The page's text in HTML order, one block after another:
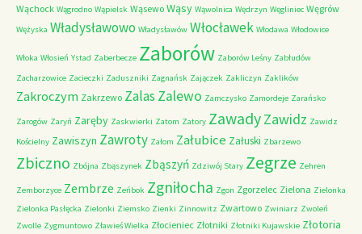
Wąchock Wągrodno Wąpielsk Wąsewo Wąsy Wąwolnica Wędrzyn Węgliniec Węgrów
Wężyska Władysławowo Władysławów Włocławek Włodawa Włodowice
Włoka Włosień Ystad Zaberbecze Zaborów Zaborów Leśny Zabłudów
Zacharzowice Zacieczki Zaduszniki Zagnańsk Zajączek Zakliczyn Zaklików
Zakroczym Zakrzewo ZalasZalewo Zamczysko Zamordeje Zarańsko
Zarogów Zaryń Zaręby Zaskwierki Zatom Zatory ZawadyZawidz Zawidz
Kościelny Zawiszyn Zawroty Załom Załubice Załuski Zbarzewo
Zbiczno Zbójna Zbąszynek Zbąszyń Zdziwój Stary Zegrze Zehren
Zemborzyce Zembrze Zeńbok Zgniłocha Zgon Zgorzelec Zielona Zielonka
Zielonka Pasłęcka Zielonki Ziemsko Zienki Zinnowitz Zwartowo Zwiniarz Zwoleń
Zwolle Zygmuntowo Zławieś Wielka Złocieniec Złotniki Złotniki Kujawskie Złotoria